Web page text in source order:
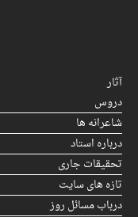
آثار
دروس
شاعرانه ها
درباره استاد
تحقیقات جاری
تازه های سایت
درباب مسائل روز